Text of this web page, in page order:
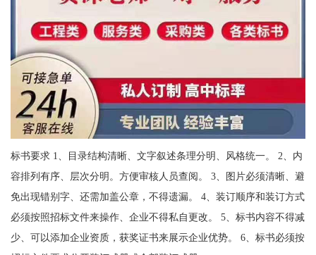
标书要求 1、目录结构清晰、文字叙述条理分明、风格统一。 2、内
容排列有序、层次分明。方便审核人员查阅。 3、图片必须清晰、避
免出现错别字、还需加盖公章，不得遗漏。 4、装订顺序和装订方式
必须按照招标文件来操作、企业不得私自更改。 5、标书内容不得减
少、可以添加企业资质，获奖证书来展示企业优势。 6、标书必须按